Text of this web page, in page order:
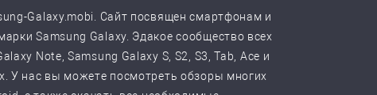
Galaxy.mobi. Сайт посвящен смартфонам и
Samsung Galaxy. Эдакое сообщество всех
Note, Samsung Galaxy S, S2, S3, Tab, Ace и
У нас вы можете посмотреть обзоры многих